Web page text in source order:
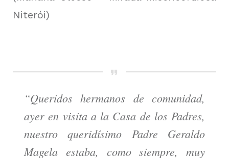
Niterói)
“Queridos hermanos de comunidad,
ayer en visita a la Casa de los Padres,
nuestro queridísimo Padre Geraldo
Magela estaba, como siempre, muy